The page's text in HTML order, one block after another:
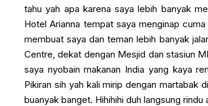
tahu yah apa karena saya lebih banyak
Hotel Arianna tempat saya menginap
membuat saya dan teman lebih banyak
Centre, dekat dengan Mesjid dan stasiun
saya nyobain makanan India yang kaya
Pikiran sih yah kali mirip dengan martabak
buanyak banget. Hihihihi duh langsung rindu